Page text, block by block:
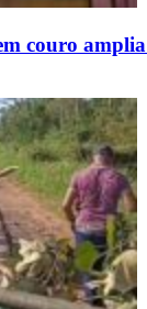
couro